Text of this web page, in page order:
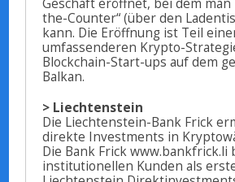
the-Counter“ (über den
kann. Die Eröffnung ist Teil
umfassenderen Krypto-
Blockchain-Start-ups auf dem
Balkan.
> Liechtenstein
Die Liechtenstein-Bank Frick
direkte Investments in
Die Bank Frick www.bankfrick.li
institutionellen Kunden als